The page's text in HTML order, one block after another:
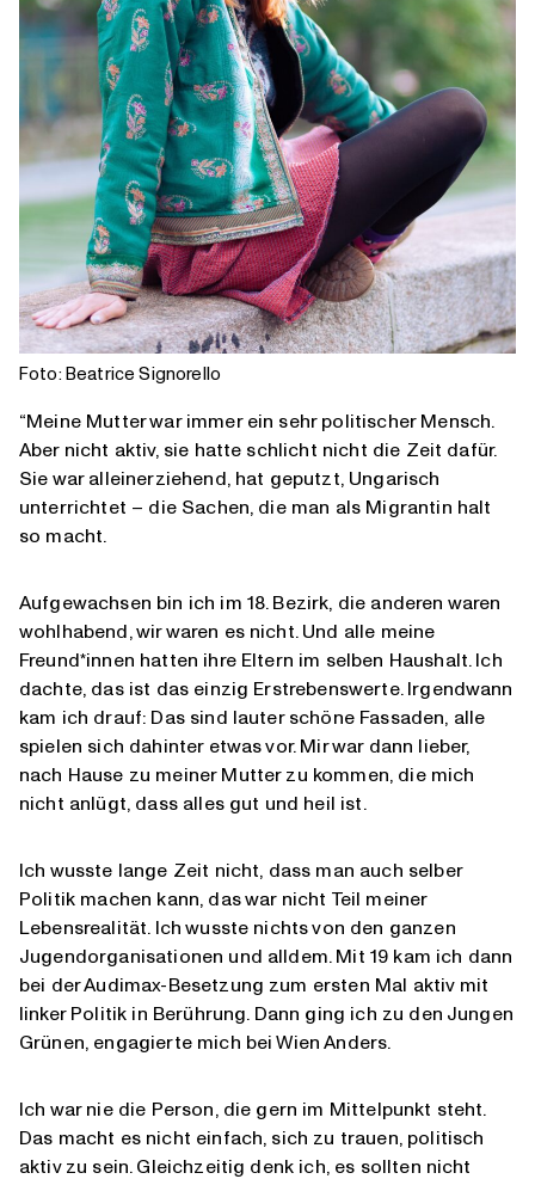
Foto: Beatrice Signorello
“Meine Mutter war immer ein sehr politischer Mensch.
Aber nicht aktiv, sie hatte schlicht nicht die Zeit dafür.
Sie war alleinerziehend, hat geputzt, Ungarisch
unterrichtet – die Sachen, die man als Migrantin halt
so macht.
Aufgewachsen bin ich im 18. Bezirk, die anderen waren
wohlhabend, wir waren es nicht. Und alle meine
Freund*innen hatten ihre Eltern im selben Haushalt. Ich
dachte, das ist das einzig Erstrebenswerte. Irgendwann
kam ich drauf: Das sind lauter schöne Fassaden, alle
spielen sich dahinter etwas vor. Mir war dann lieber,
nach Hause zu meiner Mutter zu kommen, die mich
nicht anlügt, dass alles gut und heil ist.
Ich wusste lange Zeit nicht, dass man auch selber
Politik machen kann, das war nicht Teil meiner
Lebensrealität. Ich wusste nichts von den ganzen
Jugendorganisationen und alldem. Mit 19 kam ich dann
bei der Audimax-Besetzung zum ersten Mal aktiv mit
linker Politik in Berührung. Dann ging ich zu den Jungen
Grünen, engagierte mich bei Wien Anders.
Ich war nie die Person, die gern im Mittelpunkt steht.
Das macht es nicht einfach, sich zu trauen, politisch
aktiv zu sein. Gleichzeitig denk ich, es sollten nicht